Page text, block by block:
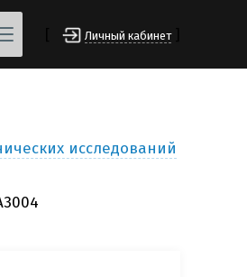
Личный кабинет
исследований